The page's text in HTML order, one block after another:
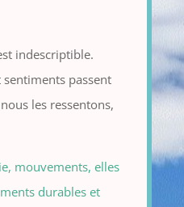
indescriptible.
passent
les ressentons,
mouvements, elles
durables et